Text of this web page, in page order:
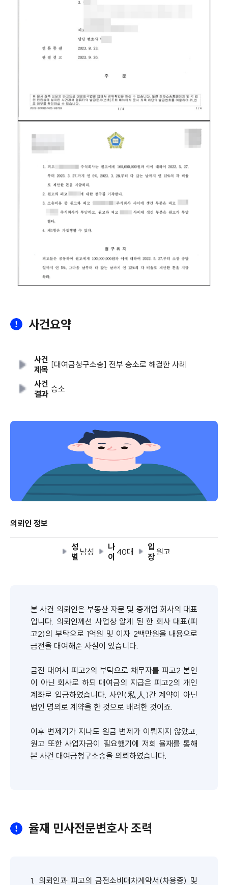
사건요약
사건
제목 [대여금청구소송] 전부 승소로 해결한 사례
사건
결과 승소
의뢰인 정보
성
별 남성
나
이 40대
입
장 원고
본 사건 의뢰인은 부동산 자문 및 중개업 회사의 대표
입니다. 의뢰인께선 사업상 알게 된 한 회사 대표(피
고2)의 부탁으로 1억원 및 이자 2백만원을 내용으로
금전을 대여해준 사실이 있습니다.
금전 대여시 피고2의 부탁으로 채무자를 피고2 본인
이 아닌 회사로 하되 대여금의 지급은 피고2의 개인
계좌로 입금하였습니다. 사인(私人)간 계약이 아닌
법인 명의로 계약을 한 것으로 배려한 것이죠.
이후 변제기가 지나도 원금 변제가 이뤄지지 않았고,
원고 또한 사업자금이 필요했기에 저희 율재를 통해
본 사건 대여금청구소송을 의뢰하였습니다.
율재 민사전문변호사 조력
1. 의뢰인과 피고의 금전소비대차계약서(차용증) 및